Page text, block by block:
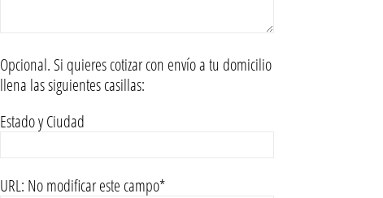
Opcional. Si quieres cotizar con envío a tu domicilio
llena las siguientes casillas:
Estado y Ciudad
URL: No modificar este campo*